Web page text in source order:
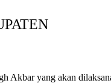
Akbar yang akan